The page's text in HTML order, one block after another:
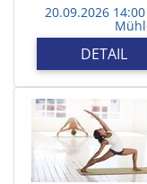
20.09.2026
DETAIL